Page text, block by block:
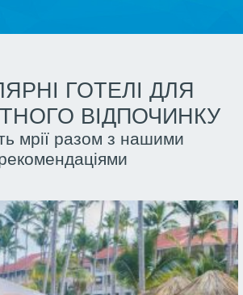
ГОТЕЛІ ДЛЯ
ВІДПОЧИНКУ
мрії разом з нашими